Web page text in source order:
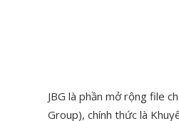
JBG là phần mở rộng file
Group), chính thức là